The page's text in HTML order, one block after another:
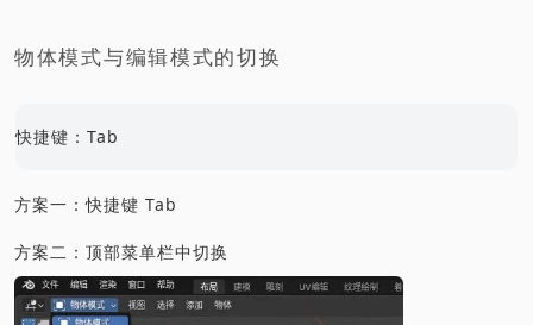
物体模式与编辑模式的切换
快捷键：Tab
方案一：快捷键 Tab
方案二：顶部菜单栏中切换